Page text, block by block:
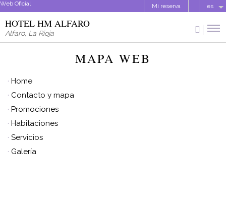
Web Oficial Mi reserva es
HOTEL HM ALFARO
Alfaro, La Rioja
MAPA WEB
Home
Contacto y mapa
Promociones
Habitaciones
Servicios
Galería